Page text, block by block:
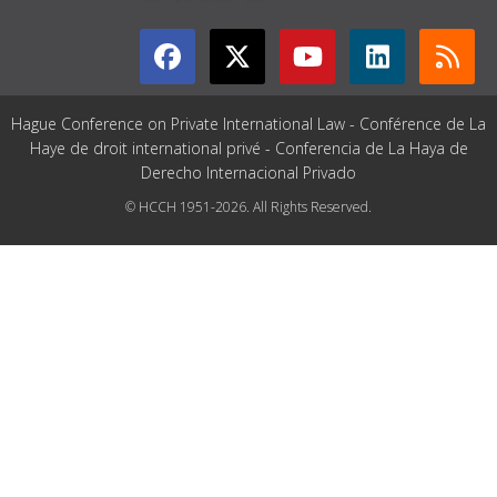
Hague Conference on Private International Law - Conférence de La
Haye de droit international privé - Conferencia de La Haya de
Derecho Internacional Privado
© HCCH 1951-2026. All Rights Reserved.